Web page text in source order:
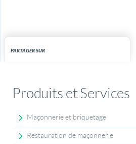
PARTAGER SUR
Produits et Services
Maçonnerie et briquetage
Restauration de maçonnerie